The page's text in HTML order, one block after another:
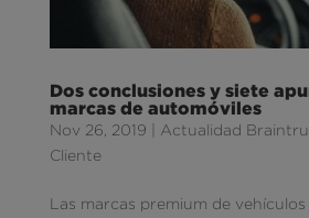
Dos conclusiones y siete
marcas de automóviles
Nov 26, 2019 Actualidad
Cliente
Las marcas premium de vehículos